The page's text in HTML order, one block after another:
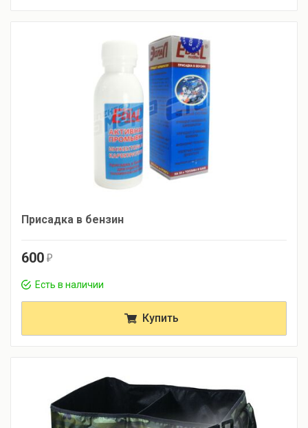
Присадка в бензин
600 r
Есть в наличии
Купить